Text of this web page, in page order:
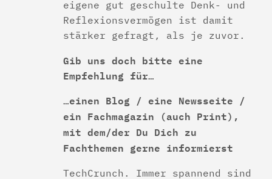
eigene gut geschulte Denk- und
Reflexionsvermögen ist damit
stärker gefragt, als je zuvor.
Gib uns doch bitte eine
Empfehlung für…
…einen Blog / eine Newsseite /
ein Fachmagazin (auch Print),
mit dem/der Du Dich zu
Fachthemen gerne informierst
TechCrunch. Immer spannend sind